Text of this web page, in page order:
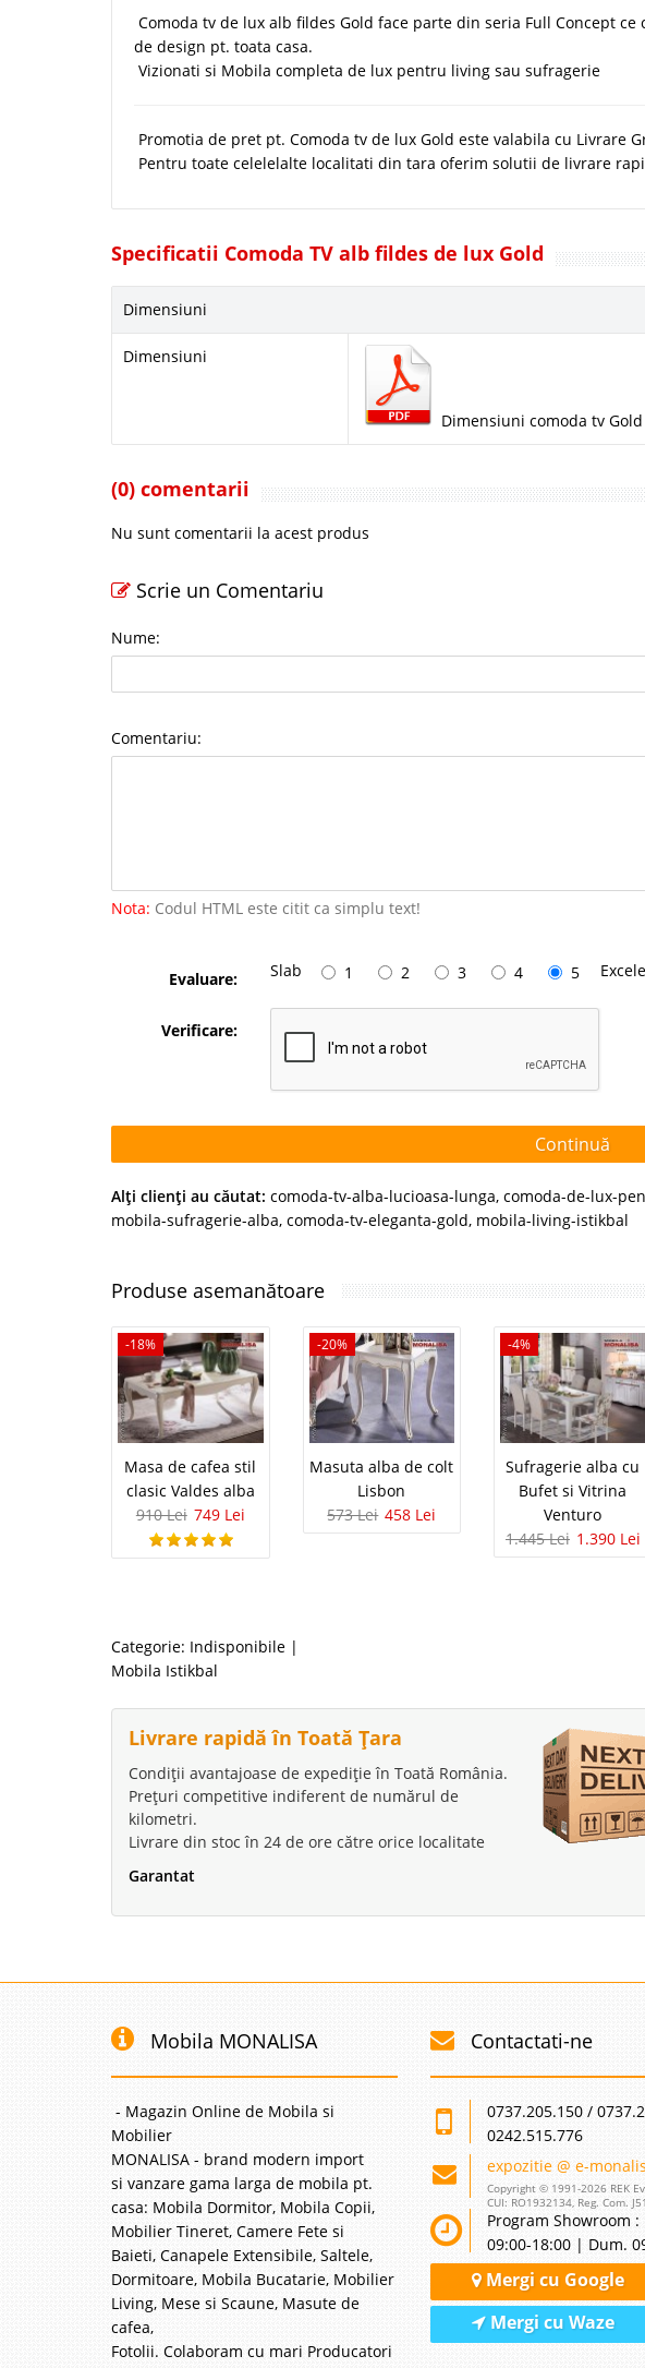
Comoda tv de lux alb fildes Gold face parte din seria Full Concept
de design pt. toata casa.
Vizionati si Mobila completa de lux pentru living sau sufragerie
Promotia de pret pt. Comoda tv de lux Gold este valabila cu Livrare
Pentru toate celelelalte localitati din tara oferim solutii de livrare
Specificatii Comoda TV alb fildes de lux Gold
Dimensiuni
Dimensiuni
Dimensiuni comoda tv Gold
(0) comentarii
Nu sunt comentarii la acest produs
Scrie un Comentariu
Nume:
Comentariu:
Nota: Codul HTML este citit ca simplu text!
Evaluare: Slab 1 2 3 4 5
Verificare:
Continuă
Alţi clienţi au căutat: comoda-tv-alba-lucioasa-lunga, comoda-de-lux-
mobila-sufragerie-alba, comoda-tv-eleganta-gold, mobila-living-istikbal
Produse asemanătoare
-18%
Masa de cafea stil
clasic Valdes alba
910 Lei 749 Lei
-20%
Masuta alba de colt
Lisbon
573 Lei 458 Lei
-4%
Sufragerie alba cu
Bufet si Vitrina
Venturo
1.445 Lei 1.390 Lei
Categorie: Indisponibile |
Mobila Istikbal
Livrare rapidă în Toată Țara
Condiții avantajoase de expediție în Toată România.
Prețuri competitive indiferent de numărul de
kilometri.
Livrare din stoc în 24 de ore către orice localitate
Garantat
Mobila MONALISA
- Magazin Online de Mobila si
Mobilier
MONALISA - brand modern import
si vanzare gama larga de mobila pt.
casa: Mobila Dormitor, Mobila Copii,
Mobilier Tineret, Camere Fete si
Baieti, Canapele Extensibile, Saltele,
Dormitoare, Mobila Bucatarie, Mobilier
Living, Mese si Scaune, Masute de
cafea,
Fotolii. Colaboram cu mari Producatori
Contactati-ne
0737.205.150 /
0242.515.776
expozitie @ e-
Copyright © 1991-2026 REK
CUI: RO1932134, Reg. Com.
Program Showroom :
09:00-18:00 | Dum.
Mergi cu Google
Mergi cu Waze